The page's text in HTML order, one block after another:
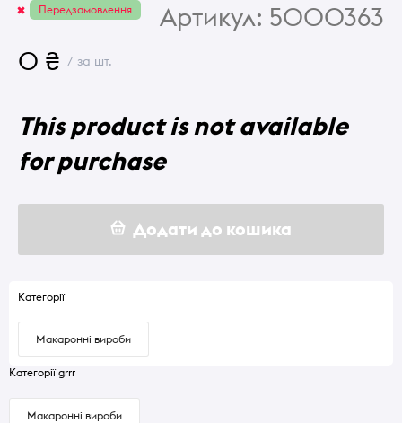
Передзамовлення Артикул: 5000363
0 ₴ / за шт.
This product is not available
for purchase
Додати до кошика
Категорії
Макаронні вироби
Категорії grrr
Макаронні вироби